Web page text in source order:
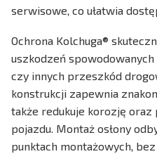
serwisowe, co ułatwia
Ochrona Kolchuga®
uszkodzeń
czy innych przeszkód
konstrukcji zapewnia
także redukuje korozję oraz
pojazdu. Montaż osłony
punktach montażowych,